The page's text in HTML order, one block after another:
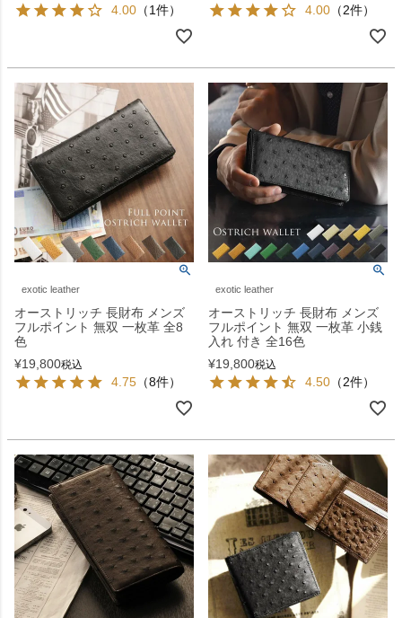
4.00 （1件） 4.00 （2件）
exotic leather
オーストリッチ 長財布 メンズ
フルポイント 無双 一枚革 全8
色
¥19,800税込
4.75 （8件）
exotic leather
オーストリッチ 長財布 メンズ
フルポイント 無双 一枚革 小銭
入れ 付き 全16色
¥19,800税込
4.50 （2件）